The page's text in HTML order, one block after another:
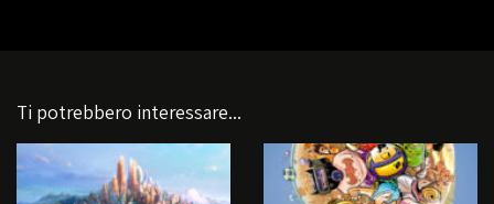
Ti potrebbero interessare...